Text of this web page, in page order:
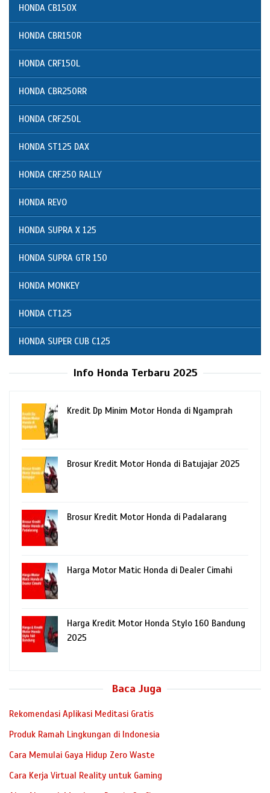
HONDA CB150X
HONDA CBR150R
HONDA CRF150L
HONDA CBR250RR
HONDA CRF250L
HONDA ST125 DAX
HONDA CRF250 RALLY
HONDA REVO
HONDA SUPRA X 125
HONDA SUPRA GTR 150
HONDA MONKEY
HONDA CT125
HONDA SUPER CUB C125
Info Honda Terbaru 2025
Kredit Dp Minim Motor Honda di Ngamprah
Brosur Kredit Motor Honda di Batujajar 2025
Brosur Kredit Motor Honda di Padalarang
Harga Motor Matic Honda di Dealer Cimahi
Harga Kredit Motor Honda Stylo 160 Bandung
2025
Baca Juga
Rekomendasi Aplikasi Meditasi Gratis
Produk Ramah Lingkungan di Indonesia
Cara Memulai Gaya Hidup Zero Waste
Cara Kerja Virtual Reality untuk Gaming